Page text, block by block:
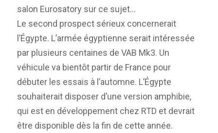
salon Eurosatory sur ce sujet…
Le second prospect sérieux concernerait
l’Égypte. L’armée égyptienne serait intéressée
par plusieurs centaines de VAB Mk3. Un
véhicule va bientôt partir de France pour
débuter les essais à l’automne. L’Égypte
souhaiterait disposer d’une version amphibie,
qui est en développement chez RTD et devrait
être disponible dès la fin de cette année.